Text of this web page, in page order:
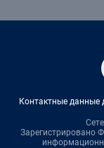
Контактные данные
Зарегистрировано